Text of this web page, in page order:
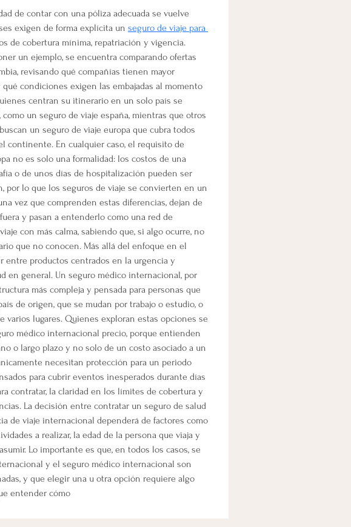
de contar con una póliza adecuada se vuelve
exigen de forma explícita un seguro de viaje para
de cobertura mínima, repatriación y vigencia.
un ejemplo, se encuentra comparando ofertas
revisando qué compañías tienen mayor
condiciones exigen las embajadas al momento
centran su itinerario en un solo país se
un seguro de viaje españa, mientras que otros
un seguro de viaje europa que cubra todos
continente. En cualquier caso, el requisito de
no es solo una formalidad: los costos de una
o de unos días de hospitalización pueden ser
por lo que los seguros de viaje se convierten en un
vez que comprenden estas diferencias, dejan de
y pasan a entenderlo como una red de
con más calma, sabiendo que, si algo ocurre, no
que no conocen. Más allá del enfoque en el
productos centrados en la urgencia y
en general. Un seguro médico internacional, por
más compleja y pensada para personas que
de origen, que se mudan por trabajo o estudio, o
lugares. Quienes exploran estas opciones se
médico internacional precio, porque entienden
o largo plazo y no solo de un costo asociado a un
necesitan protección para un periodo
para cubrir eventos inesperados durante días
contratar, la claridad en los límites de cobertura y
La decisión entre contratar un seguro de salud
de viaje internacional dependerá de factores como
a realizar, la edad de la persona que viaja y
Lo importante es que, en todos los casos, se
y el seguro médico internacional son
y que elegir una u otra opción requiere algo
entender cómo